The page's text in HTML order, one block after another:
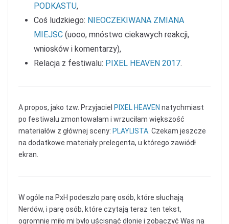
PODKASTU,
Coś ludzkiego: NIEOCZEKIWANA ZMIANA
MIEJSC (uooo, mnóstwo ciekawych reakcji,
wniosków i komentarzy),
Relacja z festiwalu: PIXEL HEAVEN 2017.
A propos, jako tzw. Przyjaciel PIXEL HEAVEN natychmiast
po festiwalu zmontowałam i wrzuciłam większość
materiałów z głównej sceny: PLAYLISTA . Czekam jeszcze
na dodatkowe materiały prelegenta, u którego zawiódł
ekran.
W ogóle na PxH podeszło parę osób, które słuchają
Nerdów, i parę osób, które czytają teraz ten tekst,
ogromnie miło mi było uścisnąć dłonie i zobaczyć Was na